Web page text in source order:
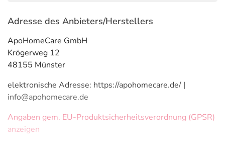
Adresse des Anbieters/Herstellers
ApoHomeCare GmbH
Krögerweg 12
48155 Münster
elektronische Adresse: https://apohomecare.de/ |
info@apohomecare.de
Angaben gem. EU-Produktsicherheitsverordnung (GPSR)
anzeigen